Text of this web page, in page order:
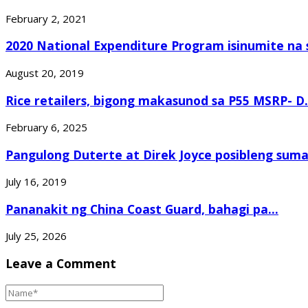
February 2, 2021
2020 National Expenditure Program isinumite na
August 20, 2019
Rice retailers, bigong makasunod sa P55 MSRP-
February 6, 2025
Pangulong Duterte at Direk Joyce posibleng
July 16, 2019
Pananakit ng China Coast Guard, bahagi pa...
July 25, 2026
Leave a Comment